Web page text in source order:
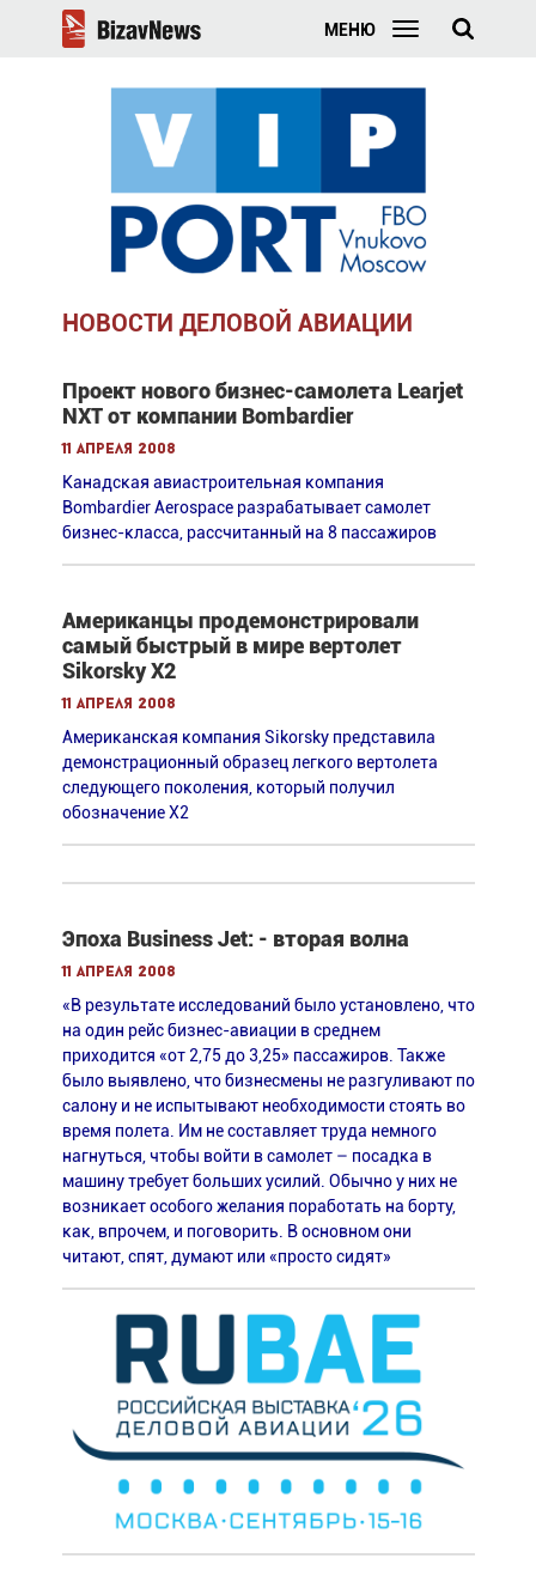
МЕНЮ
НОВОСТИ ДЕЛОВОЙ АВИАЦИИ
Проект нового бизнес-самолета Learjet
NXT от компании Bombardier
11 апреля 2008
Канадская авиастроительная компания
Bombardier Aerospace разрабатывает самолет
бизнес-класса, рассчитанный на 8 пассажиров
Американцы продемонстрировали
самый быстрый в мире вертолет
Sikorsky X2
11 апреля 2008
Американская компания Sikorsky представила
демонстрационный образец легкого вертолета
следующего поколения, который получил
обозначение X2
Эпоха Business Jet: - вторая волна
11 апреля 2008
«В результате исследований было установлено, что
на один рейс бизнес-авиации в среднем
приходится «от 2,75 до 3,25» пассажиров. Также
было выявлено, что бизнесмены не разгуливают по
салону и не испытывают необходимости стоять во
время полета. Им не составляет труда немного
нагнуться, чтобы войти в самолет – посадка в
машину требует больших усилий. Обычно у них не
возникает особого желания поработать на борту,
как, впрочем, и поговорить. В основном они
читают, спят, думают или «просто сидят»